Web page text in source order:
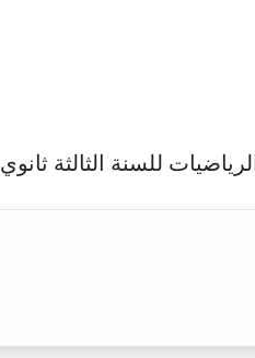
للسنة الثالثة ثانوي